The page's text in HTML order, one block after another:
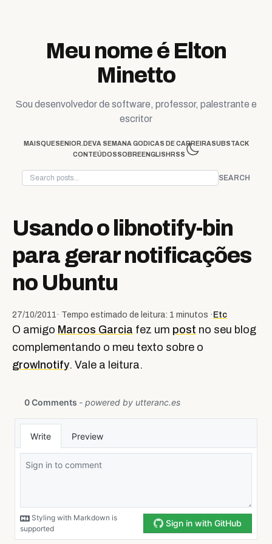
Meu nome é Elton
Minetto
Sou desenvolvedor de software, professor, palestrante e
escritor
MAISQUESENIOR.DEVA SEMANA GO DICAS DE CARREIRASUBSTACK
CONTEÚDOSSOBREENGLISH RSS
SEARCH
Usando o libnotify-bin
para gerar notificações
no Ubuntu
27/10/2011· Tempo estimado de leitura: 1 minutos · Etc
O amigo Marcos Garcia fez um post no seu blog
complementando o meu texto sobre o
growlnotify. Vale a leitura.